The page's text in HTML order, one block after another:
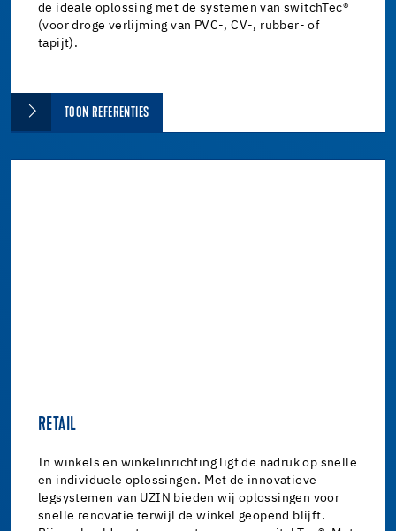
de ideale oplossing met de systemen van switchTec®
(voor droge verlijming van PVC-, CV-, rubber- of
tapijt).
TOON REFERENTIES
RETAIL
In winkels en winkelinrichting ligt de nadruk op snelle
en individuele oplossingen. Met de innovatieve
legsystemen van UZIN bieden wij oplossingen voor
snelle renovatie terwijl de winkel geopend blijft.